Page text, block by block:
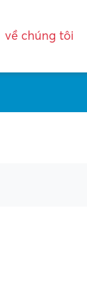
về chúng tôi